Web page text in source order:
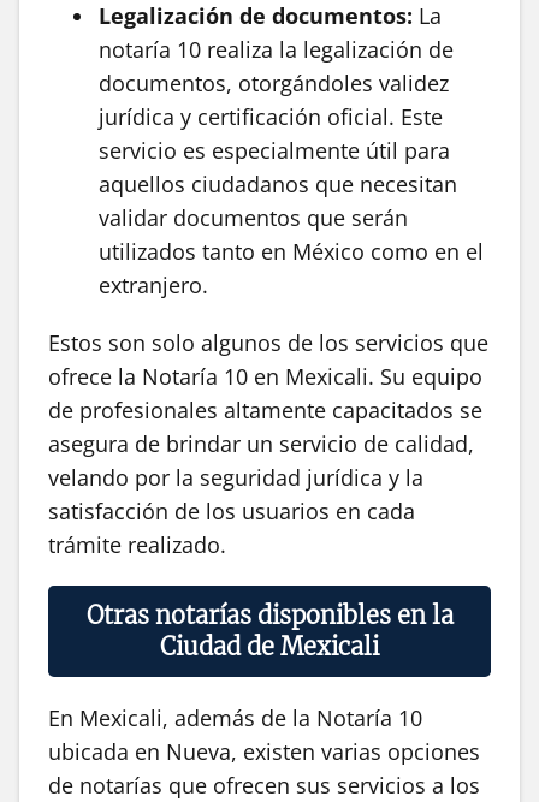
Legalización de documentos: La
notaría 10 realiza la legalización de
documentos, otorgándoles validez
jurídica y certificación oficial. Este
servicio es especialmente útil para
aquellos ciudadanos que necesitan
validar documentos que serán
utilizados tanto en México como en el
extranjero.
Estos son solo algunos de los servicios que
ofrece la Notaría 10 en Mexicali. Su equipo
de profesionales altamente capacitados se
asegura de brindar un servicio de calidad,
velando por la seguridad jurídica y la
satisfacción de los usuarios en cada
trámite realizado.
Otras notarías disponibles en la
Ciudad de Mexicali
En Mexicali, además de la Notaría 10
ubicada en Nueva, existen varias opciones
de notarías que ofrecen sus servicios a los